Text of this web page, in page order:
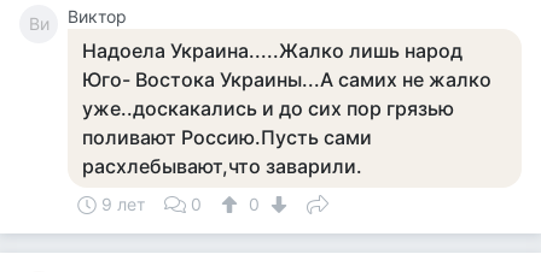
Ви Виктор
Надоела Украина.....Жалко лишь народ
Юго- Востока Украины...А самих не жалко
уже..доскакались и до сих пор грязью
поливают Россию.Пусть сами
расхлебывают,что заварили.
9 лет 0 0